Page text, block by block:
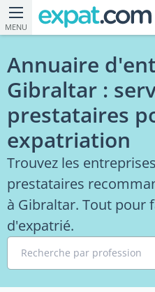
MENU
Annuaire
Gibraltar :
prestataires
expatriation
Trouvez les
prestataires
à Gibraltar. Tout pour
d'expatrié.
Recherche par profession